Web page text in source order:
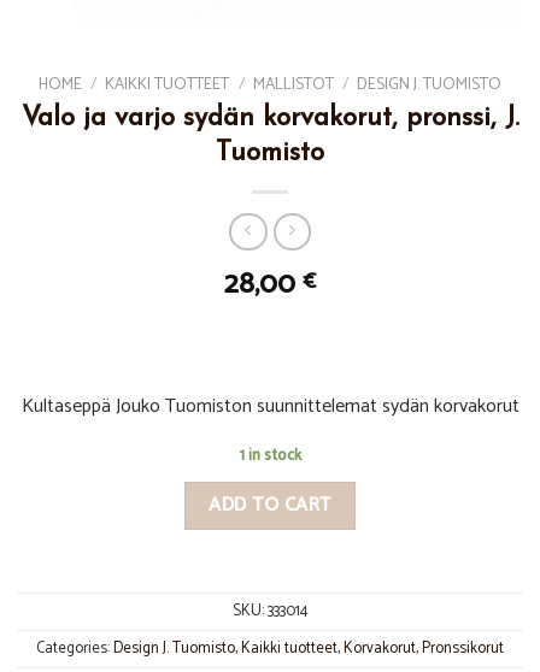
HOME / KAIKKI TUOTTEET / MALLISTOT / DESIGN J. TUOMISTO
Valo ja varjo sydän korvakorut, pronssi, J.
Tuomisto
28,00 €
Kultaseppä Jouko Tuomiston suunnittelemat sydän korvakorut
1 in stock
ADD TO CART
SKU:333014
Categories:Design J. Tuomisto,Kaikki tuotteet,Korvakorut,Pronssikorut